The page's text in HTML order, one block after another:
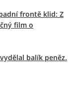
frontě klid: Z
film o
balík peněz.